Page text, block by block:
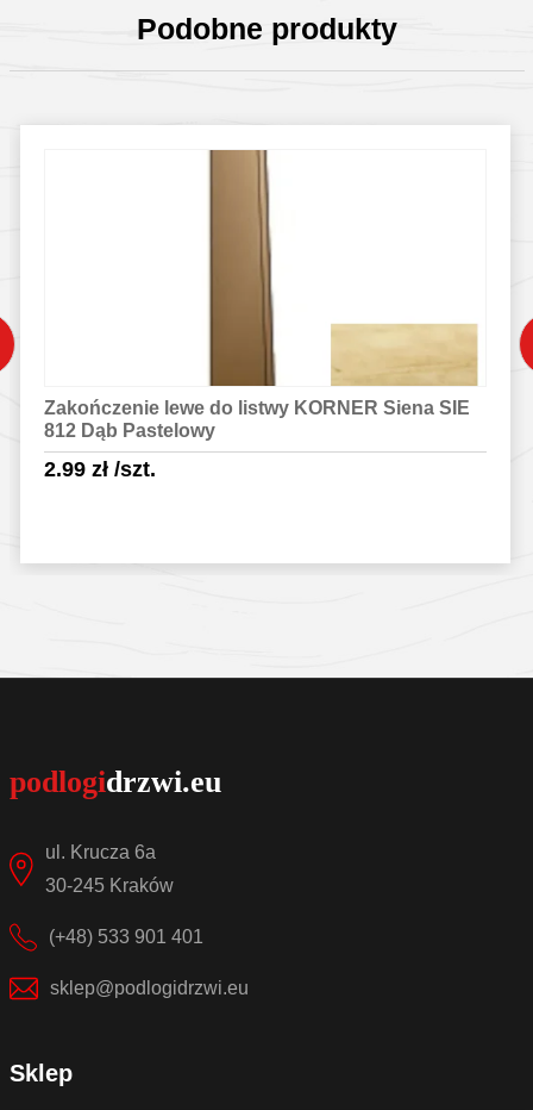
Podobne produkty
Zakończenie lewe do listwy KORNER Siena SIE
812 Dąb Pastelowy
2.99 zł/szt.
ul. Krucza 6a
30-245 Kraków
(+48) 533 901 401
sklep@podlogidrzwi.eu
Sklep